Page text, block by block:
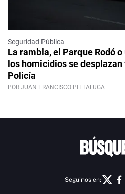
Seguridad Pública
La rambla, el Parque Rodó
los homicidios se
Policía
POR JUAN FRANCISCO PITTALUGA
Seguinos en: